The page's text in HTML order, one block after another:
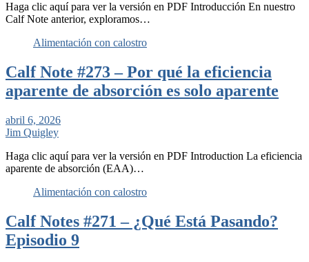
Haga clic aquí para ver la versión en PDF Introducción En nuestro
Calf Note anterior, exploramos…
Alimentación con calostro
Calf Note #273 – Por qué la eficiencia
aparente de absorción es solo aparente
abril 6, 2026
Jim Quigley
Haga clic aquí para ver la versión en PDF Introduction La eficiencia
aparente de absorción (EAA)…
Alimentación con calostro
Calf Notes #271 – ¿Qué Está Pasando?
Episodio 9